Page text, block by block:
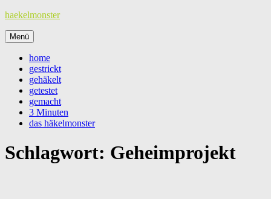
Zum
springen
haekelmonster
Menü
home
gestrickt
gehäkelt
getestet
gemacht
3 Minuten
das häkelmonster
Schlagwort: Geheimprojekt